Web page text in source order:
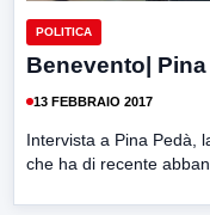
POLITICA
Benevento|
13 FEBBRAIO 2017
Intervista a Pina Pedà,
che ha di recente